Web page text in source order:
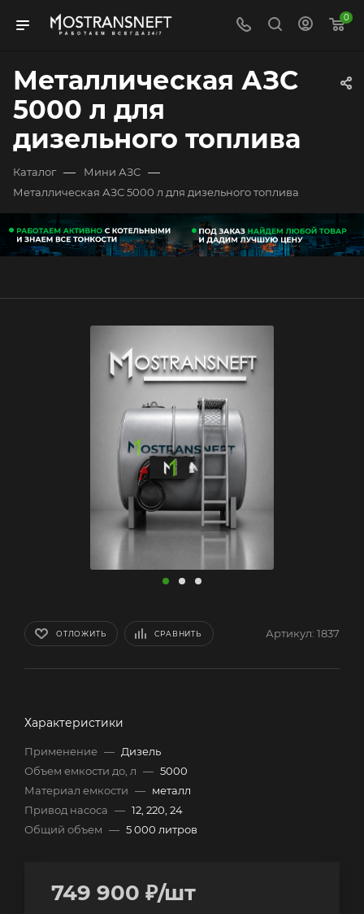
0
Металлическая АЗС
5000 л для
дизельного топлива
Каталог — Мини АЗС —
Металлическая АЗС 5000 л для дизельного топлива
ОТЛОЖИТЬ СРАВНИТЬ Артикул: 1837
Характеристики
Применение — Дизель
Объем емкости до, л — 5000
Материал емкости — металл
Привод насоса — 12, 220, 24
Общий объем — 5 000 литров
749 900 ₽/шт